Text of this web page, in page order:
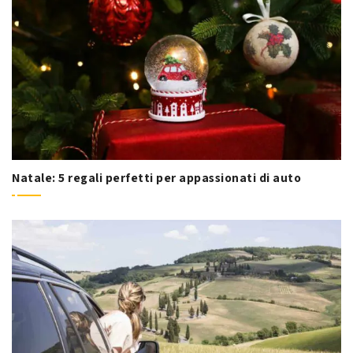
Natale: 5 regali perfetti per appassionati di auto